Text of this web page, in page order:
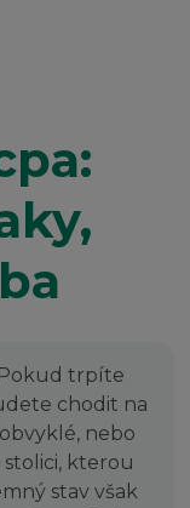
trpíte
chodit na
nebo
kterou
stav však